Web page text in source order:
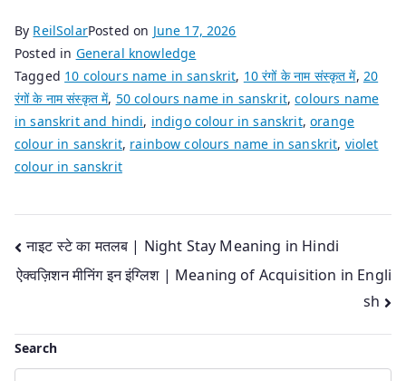
By ReilSolarPosted on June 17, 2026
Posted in General knowledge
Tagged 10 colours name in sanskrit, 10 रंगों के नाम संस्कृत में, 20
रंगों के नाम संस्कृत में, 50 colours name in sanskrit,colours name
in sanskrit and hindi, indigo colour in sanskrit,orange
colour in sanskrit, rainbow colours name in sanskrit, violet
colour in sanskrit
Post
navigation
नाइट स्टे का मतलब | Night Stay Meaning in Hindi
ऐक्वज़िशन मीनिंग इन इंग्लिश | Meaning of Acquisition in Engli
sh
Search